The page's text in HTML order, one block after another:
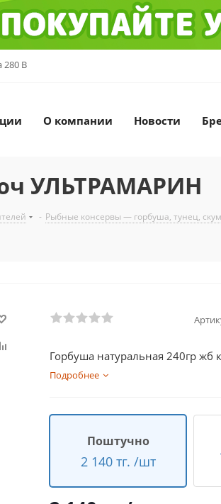
280 В
О компании Новости
УЛЬТРАМАРИН
- Рыбные консервы — горбуша, тунец,
Горбуша натуральная 240гр
Подробнее
Поштучно
2 140 тг. /шт